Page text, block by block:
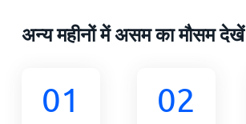
अन्य महीनों में असम का मौसम देखें
01 02